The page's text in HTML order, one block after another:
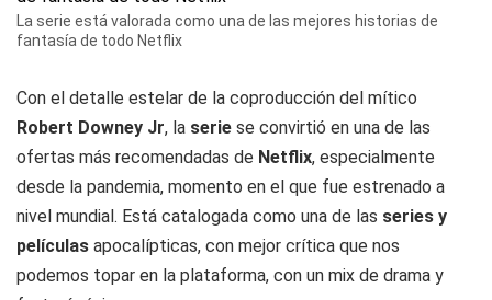
La serie está valorada como una de las mejores historias de
fantasía de todo Netflix
Con el detalle estelar de la coproducción del mítico
Robert Downey Jr, la serie se convirtió en una de las
ofertas más recomendadas de Netflix, especialmente
desde la pandemia, momento en el que fue estrenado a
nivel mundial. Está catalogada como una de las series y
películas apocalípticas, con mejor crítica que nos
podemos topar en la plataforma, con un mix de drama y